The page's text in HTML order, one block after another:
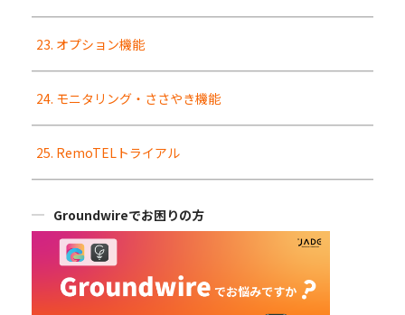
23. オプション機能
24. モニタリング・ささやき機能
25. RemoTELトライアル
Groundwireでお困りの方